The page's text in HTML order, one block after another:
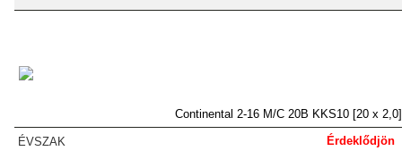
Continental 2-16 M/C 20B KKS10 [20 x 2,0]
Érdeklődjön